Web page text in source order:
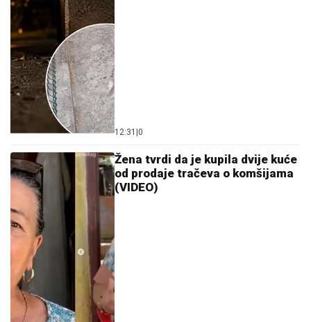
12:31 |0
Žena tvrdi da je kupila dvije kuće
od prodaje tračeva o komšijama
(VIDEO)